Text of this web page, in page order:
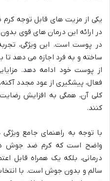
یکی از مزیت های قابل توجه
در ارائه این درمان های قوی
در پوست است. این ویژگی،
ساخته و به فرد اجازه می دهد تا
از پوست خود ادامه دهد.
فعال، پیشگیری از عود مجدد
کلی آن، همگی به افزایش
کنند.
با توجه به راهنمای جامع
واضح است که کرم ضد جوش
درمانی، بلکه یک همراه قابل
سالم و بدون جوش است. با